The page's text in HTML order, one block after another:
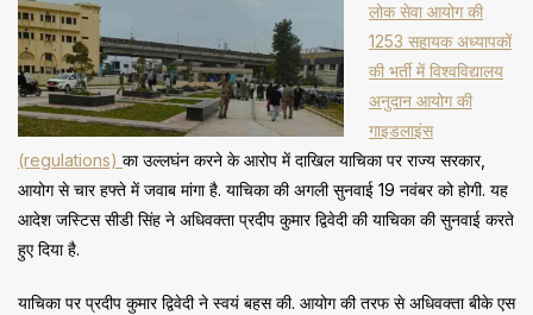
लोक सेवा आयोग की
1253 सहायक अध्यापकों
की भर्ती में विश्वविद्यालय
अनुदान आयोग की
गाइडलाइंस
(regulations) का उल्लघंन करने के आरोप में दाखिल याचिका पर राज्य सरकार,
आयोग से चार हफ्ते में जवाब मांगा है. याचिका की अगली सुनवाई 19 नवंबर को होगी. यह
आदेश जस्टिस सीडी सिंह ने अधिवक्ता प्रदीप कुमार द्विवेदी की याचिका की सुनवाई करते
हुए दिया है.
याचिका पर प्रदीप कुमार द्विवेदी ने स्वयं बहस की. आयोग की तरफ से अधिवक्ता बीके एस